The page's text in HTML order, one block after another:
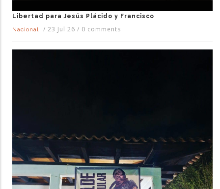
Libertad para Jesús Plácido y Francisco
Nacional
/ 23 Jul 26 / 0 comments